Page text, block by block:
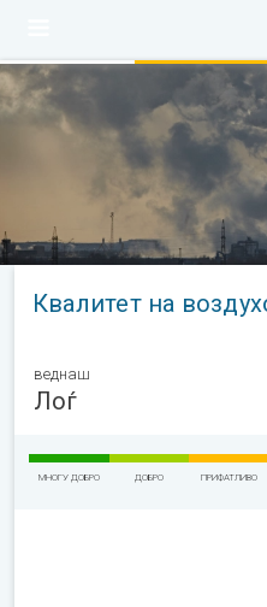
Квалитет на
веднаш
Лоѓ
МНОГУ ДОБРО ДОБРО ПРИФАТЛИВО